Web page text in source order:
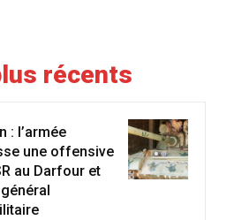
récents
: l’armée
une offensive
au Darfour et